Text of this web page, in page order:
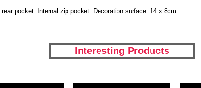
pocket. Internal zip pocket. Decoration surface: 14 x 8cm.
Interesting Products